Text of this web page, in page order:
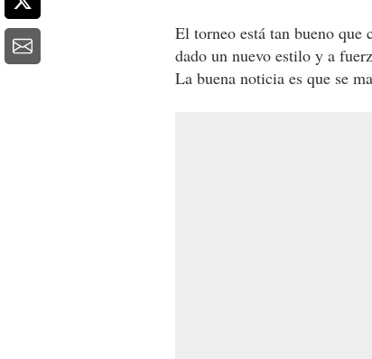
El torneo está tan bueno que
dado un nuevo estilo y a
La buena noticia es que se